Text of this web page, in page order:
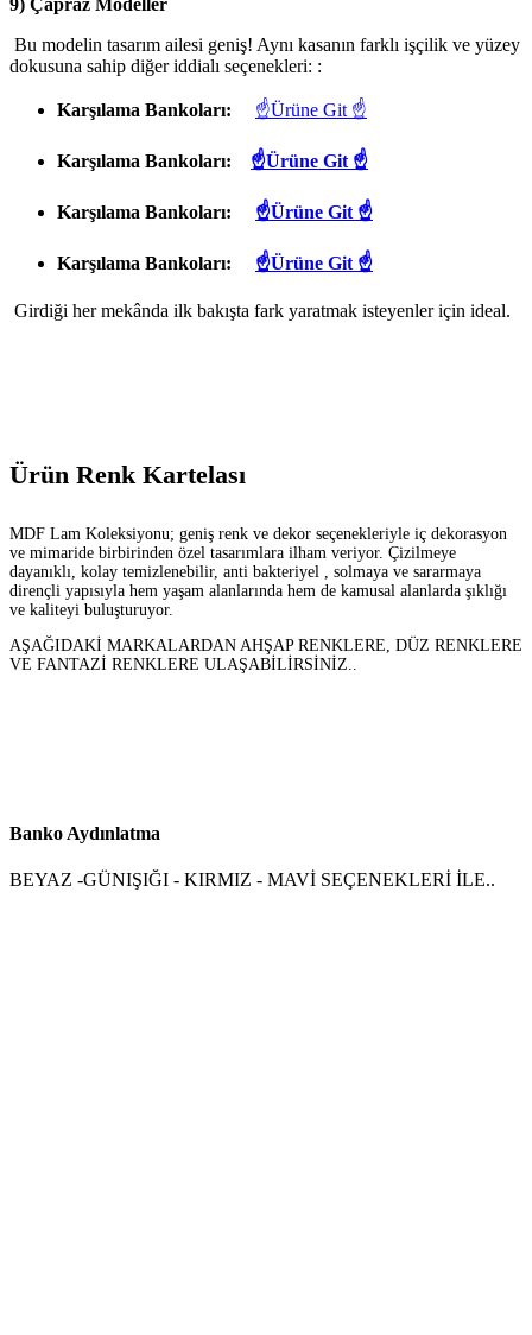
9) Çapraz Modeller
Bu modelin tasarım ailesi geniş! Aynı kasanın farklı işçilik ve yüzey
dokusuna sahip diğer iddialı seçenekleri: :
Karşılama Bankoları: ☝Ürüne Git ☝
Karşılama Bankoları: ☝Ürüne Git ☝
Karşılama Bankoları: ☝Ürüne Git ☝
Karşılama Bankoları: ☝Ürüne Git ☝
Girdiği her mekânda ilk bakışta fark yaratmak isteyenler için ideal.
Ürün Renk Kartelası
MDF Lam Koleksiyonu; geniş renk ve dekor seçenekleriyle iç dekorasyon
ve mimaride birbirinden özel tasarımlara ilham veriyor. Çizilmeye
dayanıklı, kolay temizlenebilir, anti bakteriyel , solmaya ve sararmaya
dirençli yapısıyla hem yaşam alanlarında hem de kamusal alanlarda şıklığı
ve kaliteyi buluşturuyor.
AŞAĞIDAKİ MARKALARDAN AHŞAP RENKLERE, DÜZ RENKLERE
VE FANTAZİ RENKLERE ULAŞABİLİRSİNİZ..
Banko Aydınlatma
BEYAZ -GÜNIŞIĞI - KIRMIZ - MAVİ SEÇENEKLERİ İLE..